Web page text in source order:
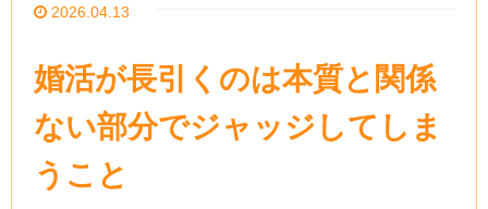
2026.04.13
婚活が長引くのは本質と関係
ない部分でジャッジしてしま
うこと